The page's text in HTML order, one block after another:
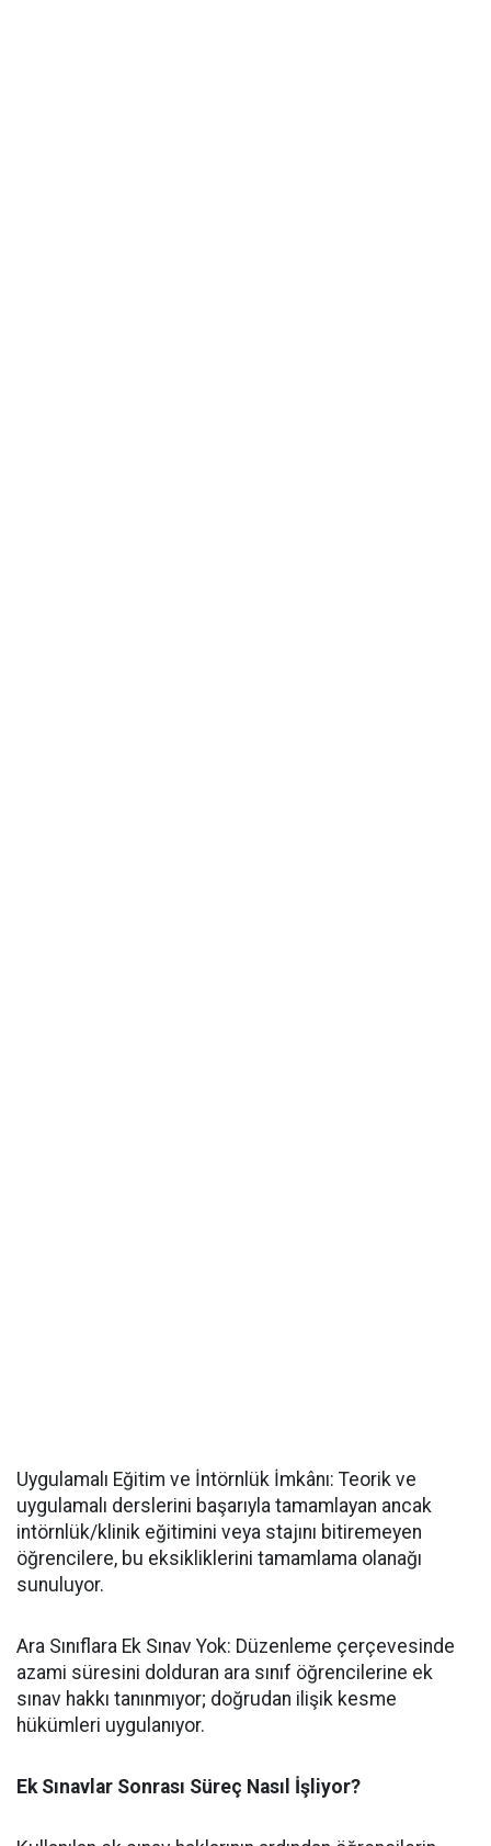
​Uygulamalı Eğitim ve İntörnlük İmkânı: Teorik ve
uygulamalı derslerini başarıyla tamamlayan ancak
intörnlük/klinik eğitimini veya stajını bitiremeyen
öğrencilere, bu eksikliklerini tamamlama olanağı
sunuluyor.
​Ara Sınıflara Ek Sınav Yok: Düzenleme çerçevesinde
azami süresini dolduran ara sınıf öğrencilerine ek
sınav hakkı tanınmıyor; doğrudan ilişik kesme
hükümleri uygulanıyor.
Ek Sınavlar Sonrası Süreç Nasıl İşliyor?